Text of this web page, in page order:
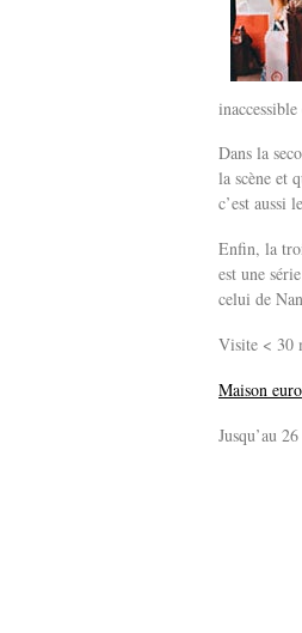
Dans la
la scène et
c’est aussi
Enfin, la
est une
celui de
Visite < 30
Maison
Jusqu’au